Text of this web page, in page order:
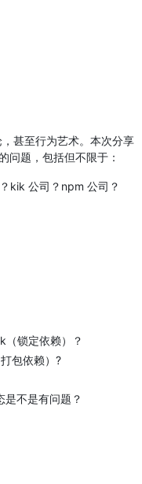
甚至行为艺术。本次分享
问题，包括但不限于：
kik 公司？npm 公司？
锁定依赖）？
包依赖）?
不是有问题？